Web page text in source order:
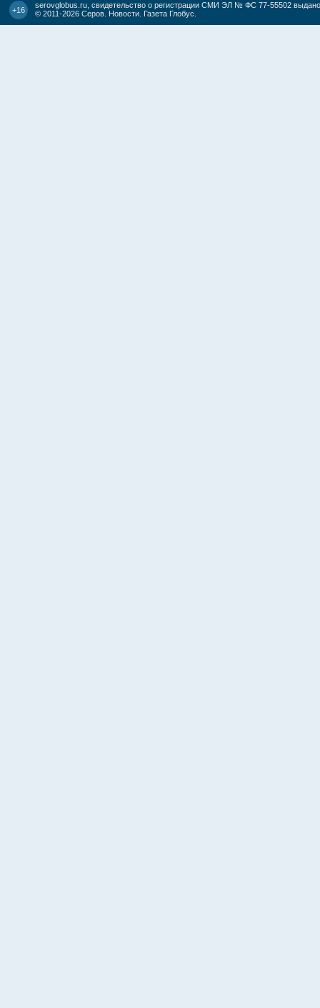
+16
serovglobus.ru, свидетельство о регистрации СМИ ЭЛ № ФС 77-55502
© 2011-2026 Серов. Новости. Газета Глобус